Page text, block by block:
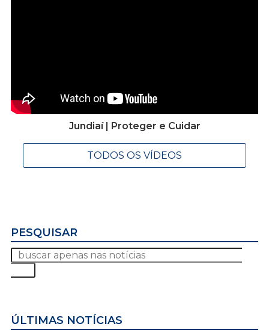
Jundiaí | Proteger e Cuidar
TODOS OS VÍDEOS
PESQUISAR
ÚLTIMAS NOTÍCIAS